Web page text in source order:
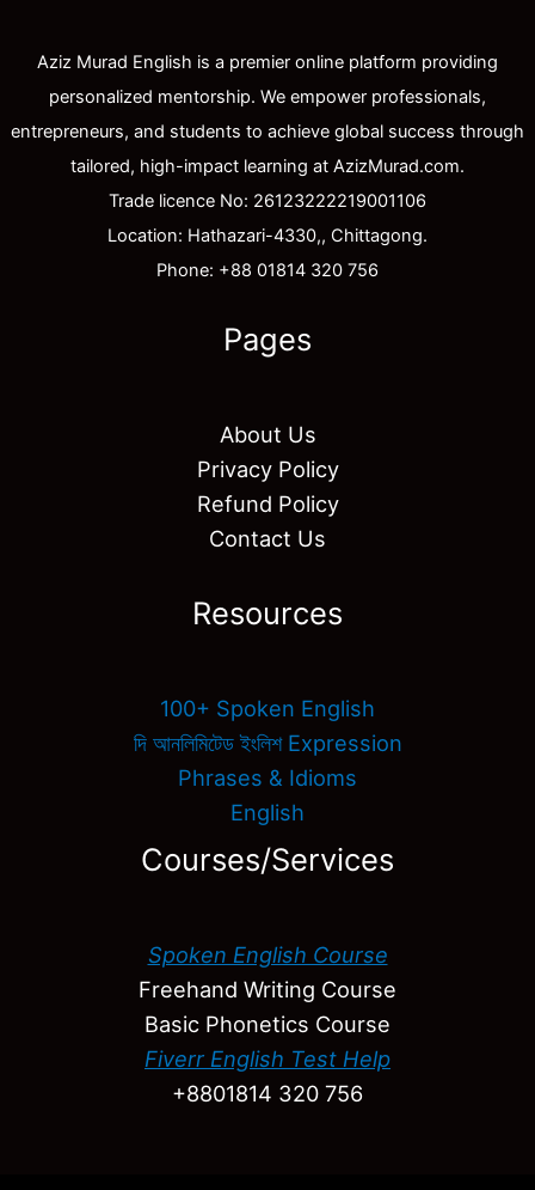
Aziz Murad English is a premier online platform providing
personalized mentorship. We empower professionals,
entrepreneurs, and students to achieve global success through
tailored, high-impact learning at AzizMurad.com.
Trade licence No: 26123222219001106
Location: Hathazari-4330,, Chittagong.
Phone: +88 01814 320 756
Pages
About Us
Privacy Policy
Refund Policy
Contact Us
Resources
100+ Spoken English
দি আনলিমিটেড ইংলিশ Expression
Phrases & Idioms
English
Courses/Services
Spoken English Course
Freehand Writing Course
Basic Phonetics Course
Fiverr English Test Help
+8801814 320 756